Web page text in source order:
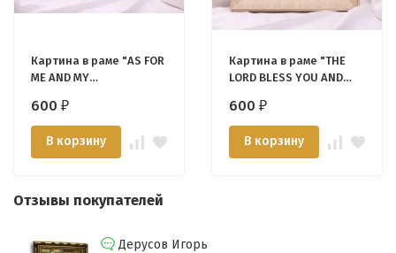
Картина в раме "AS FOR
ME AND MY
600 ₽
В корзину
Картина в раме "THE
LORD BLESS YOU AND
600 ₽
В корзину
Отзывы покупателей
Дерусов Игорь